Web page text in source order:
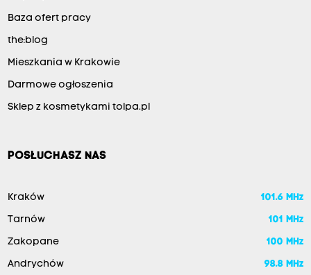
Baza ofert pracy
the:blog
Mieszkania w Krakowie
Darmowe ogłoszenia
Sklep z kosmetykami tolpa.pl
POSŁUCHASZ NAS
Kraków 101.6 MHz
Tarnów 101 MHz
Zakopane 100 MHz
Andrychów 98.8 MHz